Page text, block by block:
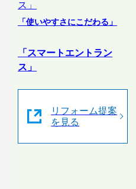
「使いやすさにこだわる」
「スマートエントラン
ス」
リフォーム提案
を見る